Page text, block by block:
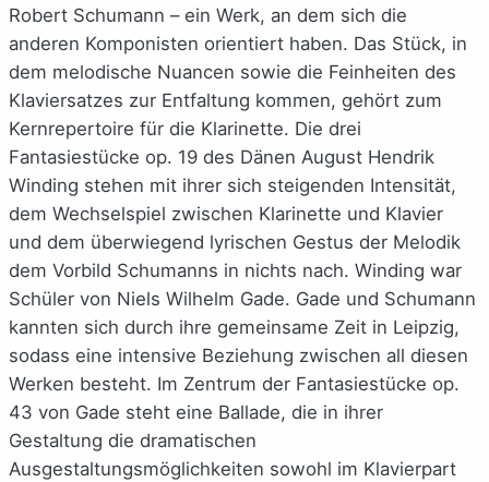
Robert Schumann – ein Werk, an dem sich die
anderen Komponisten orientiert haben. Das Stück, in
dem melodische Nuancen sowie die Feinheiten des
Klaviersatzes zur Entfaltung kommen, gehört zum
Kernrepertoire für die Klarinette. Die drei
Fantasiestücke op. 19 des Dänen August Hendrik
Winding stehen mit ihrer sich steigenden Intensität,
dem Wechselspiel zwischen Klarinette und Klavier
und dem überwiegend lyrischen Gestus der Melodik
dem Vorbild Schumanns in nichts nach. Winding war
Schüler von Niels Wilhelm Gade. Gade und Schumann
kannten sich durch ihre gemeinsame Zeit in Leipzig,
sodass eine intensive Beziehung zwischen all diesen
Werken besteht. Im Zentrum der Fantasiestücke op.
43 von Gade steht eine Ballade, die in ihrer
Gestaltung die dramatischen
Ausgestaltungsmöglichkeiten sowohl im Klavierpart